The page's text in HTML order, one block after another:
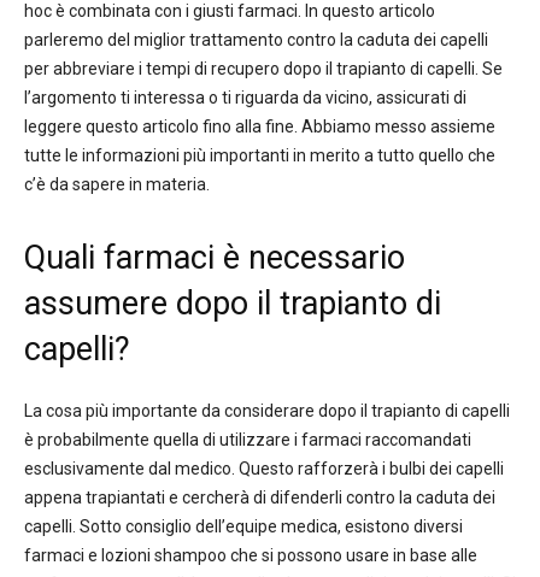
hoc è combinata con i giusti farmaci. In questo articolo
parleremo del miglior trattamento contro la caduta dei capelli
per abbreviare i tempi di recupero dopo il trapianto di capelli. Se
l’argomento ti interessa o ti riguarda da vicino, assicurati di
leggere questo articolo fino alla fine. Abbiamo messo assieme
tutte le informazioni più importanti in merito a tutto quello che
c’è da sapere in materia.
Quali farmaci è necessario
assumere dopo il trapianto di
capelli?
La cosa più importante da considerare dopo il trapianto di capelli
è probabilmente quella di utilizzare i farmaci raccomandati
esclusivamente dal medico. Questo rafforzerà i bulbi dei capelli
appena trapiantati e cercherà di difenderli contro la caduta dei
capelli. Sotto consiglio dell’equipe medica, esistono diversi
farmaci e lozioni shampoo che si possono usare in base alle